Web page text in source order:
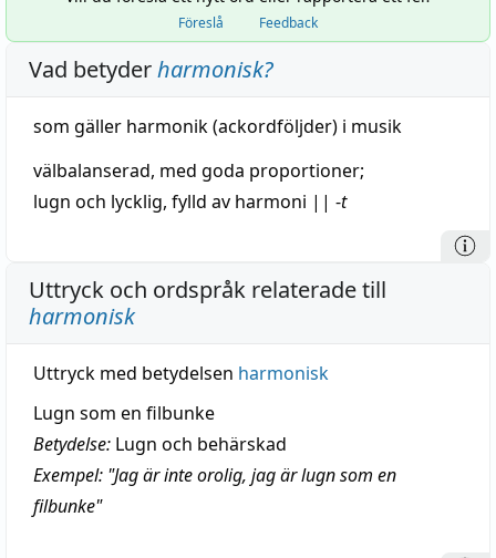
Föreslå Feedback
Vad betyderharmonisk?
som gäller harmonik(ackordföljder) i musik
välbalanserad, med goda proportioner;
lugn och lycklig, fylld av harmoni || -t
Uttryck och ordspråk relaterade till
harmonisk
Uttryck med betydelsen harmonisk
Lugn som en filbunke
Betydelse: Lugn och behärskad
Exempel: "Jag är inte orolig, jag är lugn som en
filbunke"